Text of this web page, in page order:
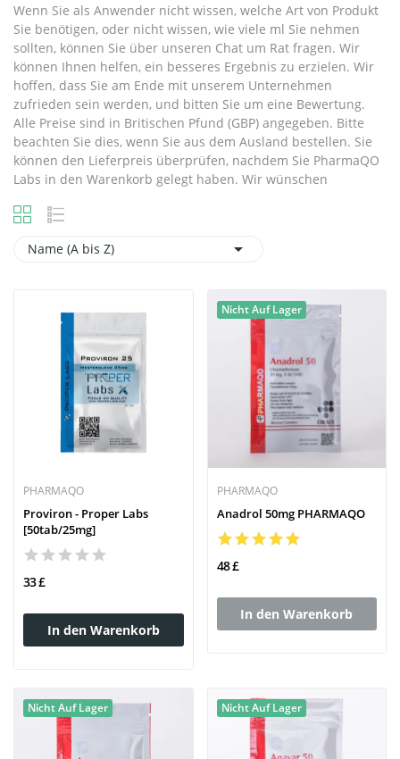
Wenn Sie als Anwender nicht wissen, welche Art von Produkt
Sie benötigen, oder nicht wissen, wie viele ml Sie nehmen
sollten, können Sie über unseren Chat um Rat fragen. Wir
können Ihnen helfen, ein besseres Ergebnis zu erzielen. Wir
hoffen, dass Sie am Ende mit unserem Unternehmen
zufrieden sein werden, und bitten Sie um eine Bewertung.
Alle Preise sind in Britischen Pfund (GBP) angegeben. Bitte
beachten Sie dies, wenn Sie aus dem Ausland bestellen. Sie
können den Lieferpreis überprüfen, nachdem Sie PharmaQO
Labs in den Warenkorb gelegt haben. Wir wünschen
Name (A bis Z) 
PHARMAQO
Proviron - Proper Labs
[50tab/25mg]
33 £
In den Warenkorb
Nicht Auf Lager
PHARMAQO
Anadrol 50mg PHARMAQO
48 £
In den Warenkorb
Nicht Auf Lager Nicht Auf Lager